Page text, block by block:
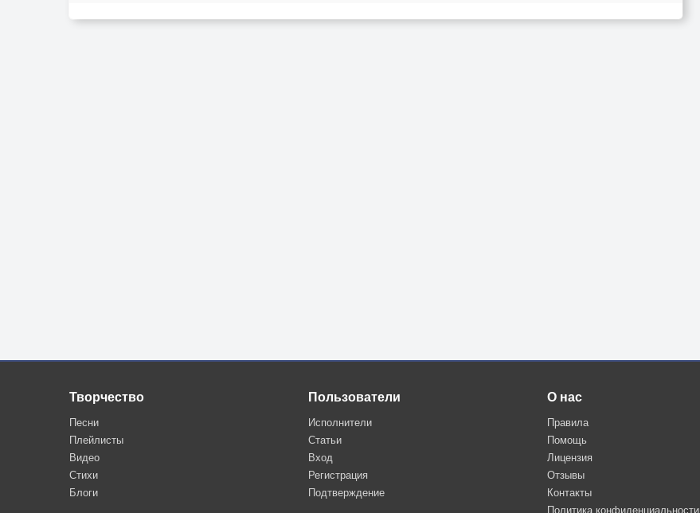
Творчество
Песни
Плейлисты
Видео
Стихи
Блоги
Пользователи
Исполнители
Статьи
Вход
Регистрация
Подтверждение
О нас
Правила
Помощь
Лицензия
Отзывы
Контакты
Политика конфиденциальности